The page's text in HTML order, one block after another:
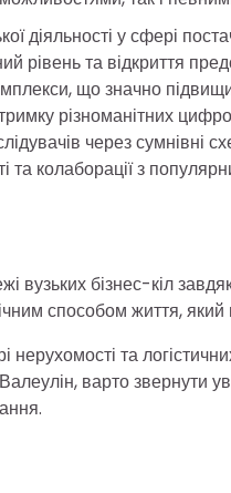
діяльності у сфері
рівень та відкриття
що значно
різноманітних
через сумнівні
та колаборації з
вузьких бізнес-кіл
способом життя, який
та
варто звернути